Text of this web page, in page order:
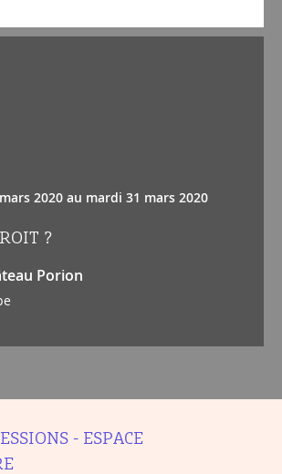
2020 au mardi 31 mars 2020
?
Porion
- ESPACE